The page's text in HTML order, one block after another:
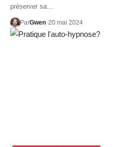
préserver sa…
ParGwen 20 mai 2024